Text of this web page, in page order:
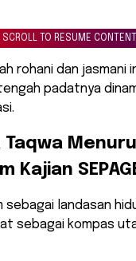
SCROLL TO RESUME CONTENT
rohani dan jasmani
padatnya
Taqwa
Kajian
sebagai landasan
sebagai kompas